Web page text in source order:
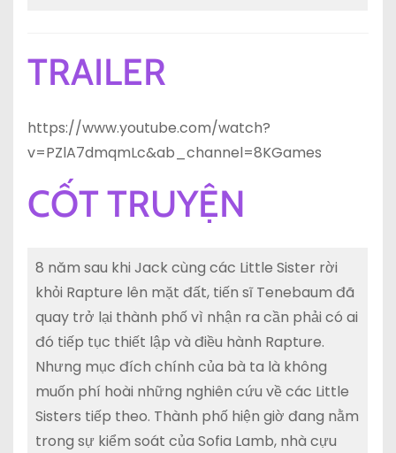
TRAILER
https://www.youtube.com/watch?
v=PZlA7dmqmLc&ab_channel=8KGames
CỐT TRUYỆN
8 năm sau khi Jack cùng các Little Sister rời
khỏi Rapture lên mặt đất, tiến sĩ Tenebaum đã
quay trở lại thành phố vì nhận ra cần phải có ai
đó tiếp tục thiết lập và điều hành Rapture.
Nhưng mục đích chính của bà ta là không
muốn phí hoài những nghiên cứu về các Little
Sisters tiếp theo. Thành phố hiện giờ đang nằm
trong sự kiểm soát của Sofia Lamb, nhà cựu